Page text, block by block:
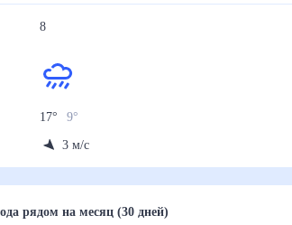
8
17° 9°
3 м/с
рядомна месяц (30 дней)